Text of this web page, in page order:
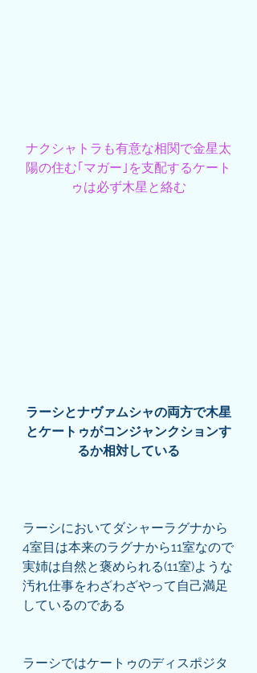
ナクシャトラも有意な相関で金星太
陽の住む｢マガー｣を支配するケート
ゥは必ず木星と絡む
ラーシとナヴァムシャの両方で木星
とケートゥがコンジャンクションす
るか相対している
ラーシにおいてダシャーラグナから
4室目は本来のラグナから11室なので
実姉は自然と褒められる(11室)ような
汚れ仕事をわざわざやって自己満足
しているのである
ラーシではケートゥのディスポジタ